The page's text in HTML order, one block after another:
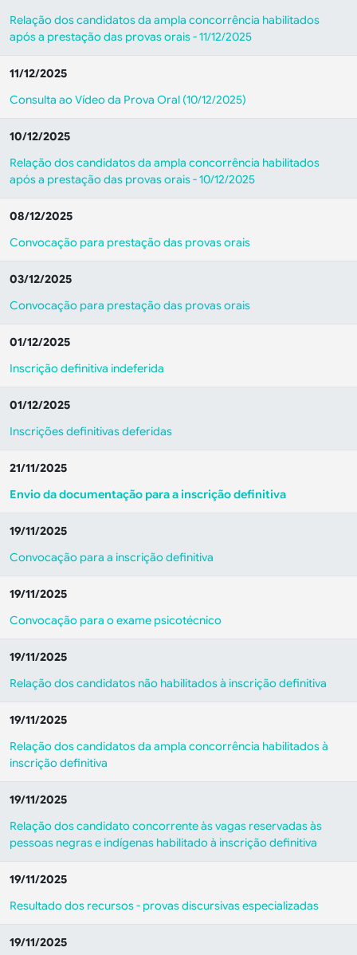
Relação dos candidatos da ampla concorrência habilitados
após a prestação das provas orais - 11/12/2025
11/12/2025
Consulta ao Vídeo da Prova Oral (10/12/2025)
10/12/2025
Relação dos candidatos da ampla concorrência habilitados
após a prestação das provas orais - 10/12/2025
08/12/2025
Convocação para prestação das provas orais
03/12/2025
Convocação para prestação das provas orais
01/12/2025
Inscrição definitiva indeferida
01/12/2025
Inscrições definitivas deferidas
21/11/2025
Envio da documentação para a inscrição definitiva
19/11/2025
Convocação para a inscrição definitiva
19/11/2025
Convocação para o exame psicotécnico
19/11/2025
Relação dos candidatos não habilitados à inscrição definitiva
19/11/2025
Relação dos candidatos da ampla concorrência habilitados à
inscrição definitiva
19/11/2025
Relação dos candidato concorrente às vagas reservadas às
pessoas negras e indígenas habilitado à inscrição definitiva
19/11/2025
Resultado dos recursos - provas discursivas especializadas
19/11/2025